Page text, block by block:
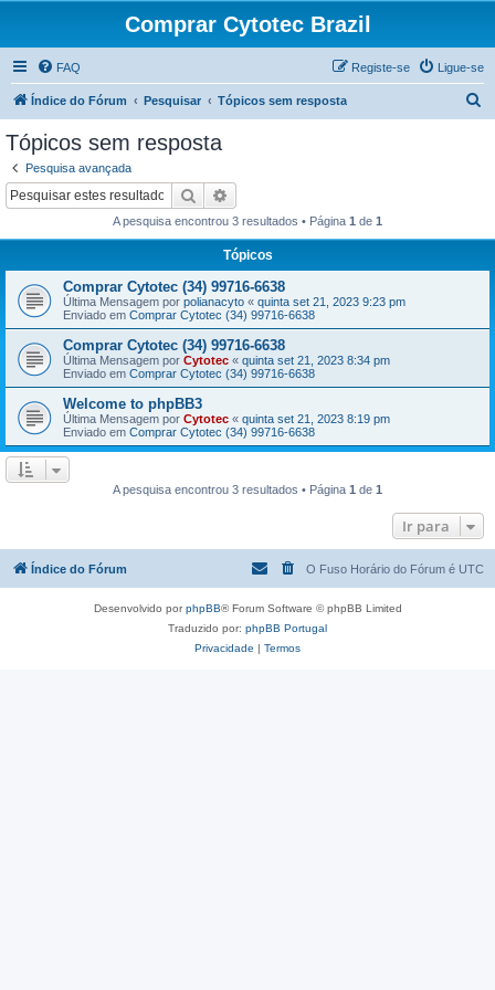
Comprar Cytotec Brazil
FAQ Ligue-se
Registe-se
Índice do Fórum Pesquisar Tópicos sem resposta
Tópicos sem resposta
Pesquisa avançada
Pesquisar
A pesquisa encontrou 3 resultados • Página 1 de 1
Tópicos
Comprar Cytotec (34) 99716-6638
Última Mensagem por polianacyto « quinta set 21, 2023 9:23 pm
Enviado em Comprar Cytotec (34) 99716-6638
Comprar Cytotec (34) 99716-6638
Última Mensagem por Cytotec « quinta set 21, 2023 8:34 pm
Enviado em Comprar Cytotec (34) 99716-6638
Welcome to phpBB3
Última Mensagem por Cytotec « quinta set 21, 2023 8:19 pm
Enviado em Comprar Cytotec (34) 99716-6638
A pesquisa encontrou 3 resultados • Página 1 de 1
Ir para
Índice do Fórum O Fuso Horário do Fórum é UTC
Desenvolvido porphpBB® Forum Software © phpBB Limited
Traduzido por: phpBB Portugal
Privacidade | Termos